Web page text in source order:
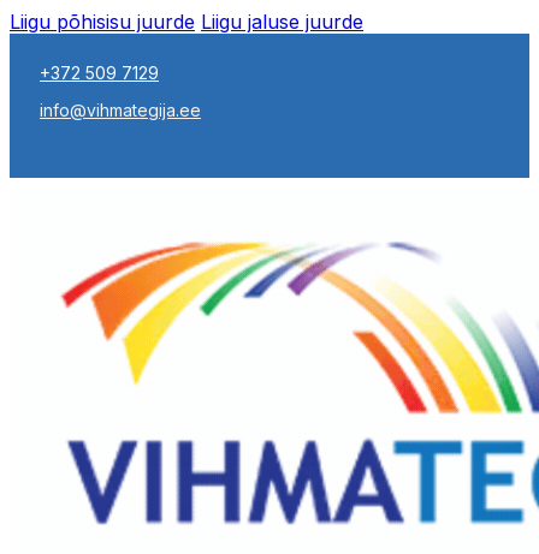
Liigu põhisisu juurde Liigu jaluse juurde
+372 509 7129
info@vihmategija.ee